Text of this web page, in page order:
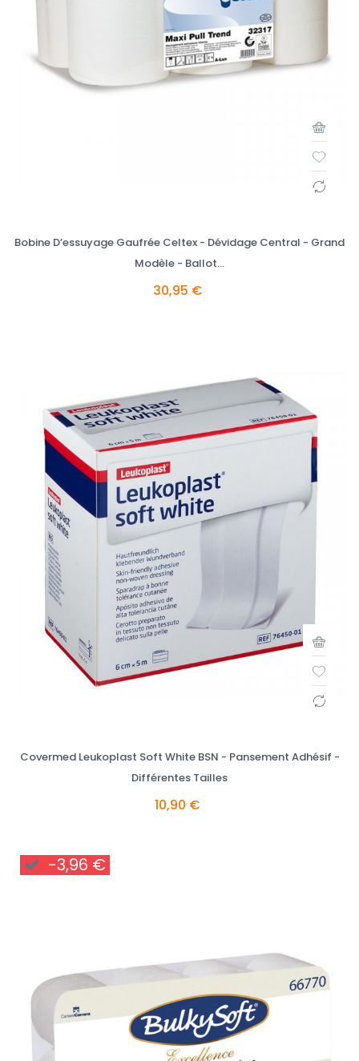
Bobine D’essuyage Gaufrée Celtex - Dévidage Central - Grand
Modèle - Ballot...
30,95 €
Covermed Leukoplast Soft White BSN - Pansement Adhésif -
Différentes Tailles
10,90 €
-3,96 €